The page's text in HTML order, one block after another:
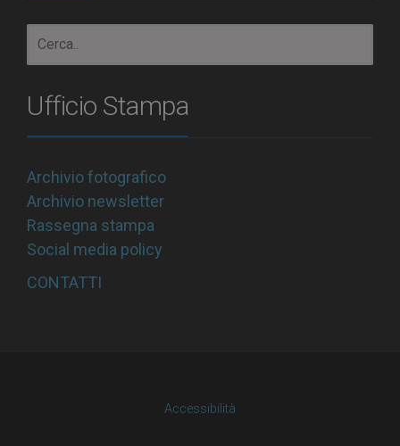
Ufficio Stampa
Archivio fotografico
Archivio newsletter
Rassegna stampa
Social media policy
CONTATTI
Accessibilità